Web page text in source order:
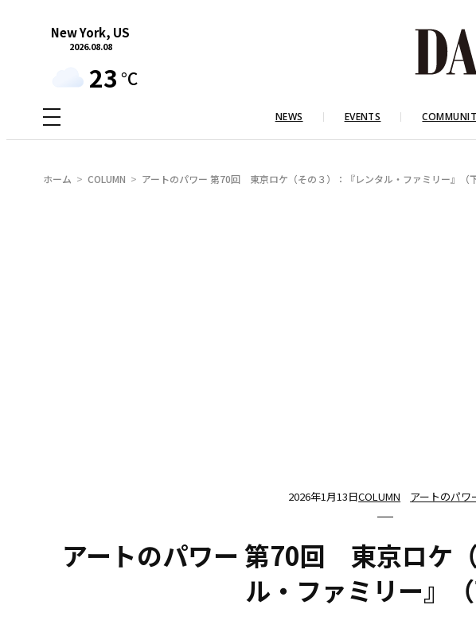
New York, US
2026.08.08
23 °C
NEWS EVENTS
ホーム COLUMN アートのパワー 第70回 東京ロケ（その３）：『レンタル・ファミリー』（下
2026年1月13日COLUMN アートのパワ
アートのパワー 第70回 東京ロケ
ル・ファミリー』（